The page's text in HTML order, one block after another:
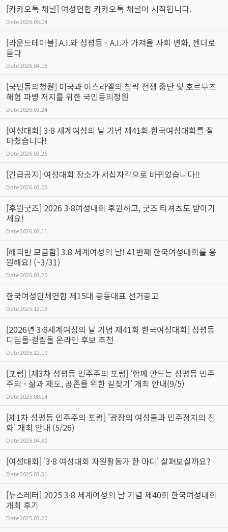
[카카오톡 채널] 여성연합 카카오톡 채널이 시작됩니다.
Date2026.05.04
[라운드테이블] A.I.와 성평등 - A.I.가 가져올 사회 변화, 젠더로
묻다
Date2026.04.16
[국민동의청원] 미국과 이스라엘의 침략 전쟁 중단 및 호르무즈
해협 파병 저지를 위한 국민동의청원
Date2026.03.24
[여성대회] 3·8 세계여성의 날 기념 제41회 한국여성대회를 잘
마쳤습니다!
Date2026.03.25
[긴급공지] 여성대회 장소가 서십자각으로 바뀌었습니다!!
Date2026.03.03
[후원굿즈] 2026 3·8여성대회 후원하고, 굿즈 티셔츠도 받아가
세요!
Date2026.02.11
[해피빈 모금함] 3.8 세계여성의 날! 41번째 한국여성대회를 응
원해요! (~3/31)
Date2026.01.20
한국여성단체연합 제15대 공동대표 선거공고
Date2025.12.16
[2026년 3·8세계여성의 날 기념 제41회 한국여성대회] 성평등
디딤돌·걸림돌 온라인 후보 추천
Date2025.12.10
[포럼] [제3차 성평등 민주주의 포럼] ‘함께 만드는 성평등 민주
주의 - 삶과 제도, 공존을 위한 길찾기’ 개최 안내(9/5)
Date2025.08.14
[제1차 성평등 민주주의 포럼] '광장의 여성들과 민주정치의 진
화' 개최 안내 (5/26)
Date2025.04.30
[여성대회] '3·8 여성대회 자원활동가 한 마디' 살펴보실까요?
Date2025.03.31
[뉴스레터] 2025 3·8 세계여성의 날 기념 제40회 한국여성대회
개최 후기
Date2025.03.20